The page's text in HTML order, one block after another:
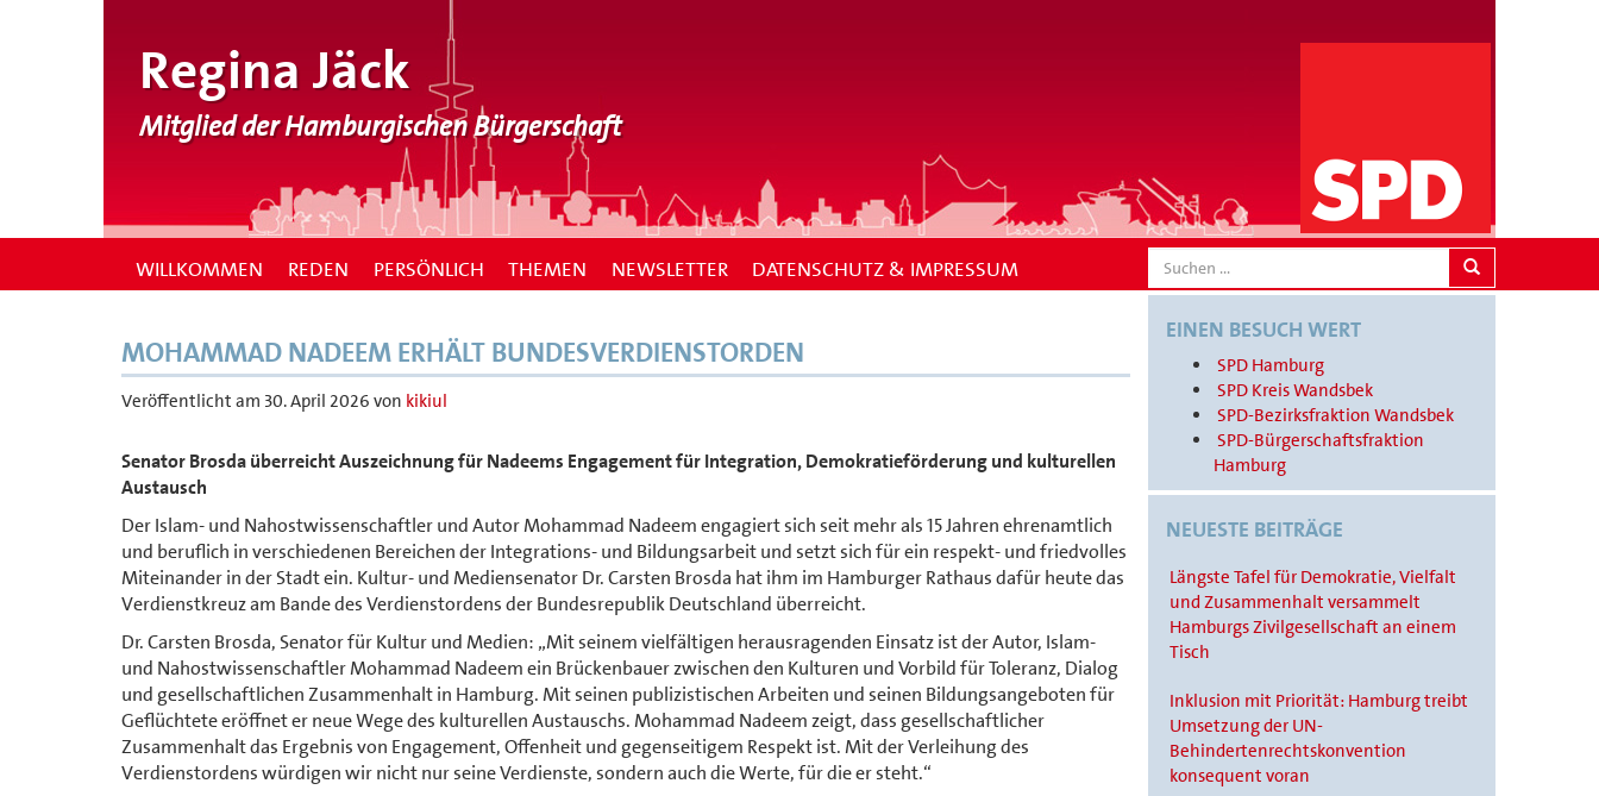
Regina Jäck
Mitglied der Hamburgischen Bürgerschaft
SEARCH
WILLKOMMEN REDEN PERSÖNLICH THEMEN NEWSLETTER DATENSCHUTZ & IMPRESSUM
MOHAMMAD NADEEM ERHÄLT BUNDESVERDIENSTORDEN
Veröffentlicht am 30. April 2026 von kikiul
Senator Brosda überreicht Auszeichnung für Nadeems Engagement für Integration, Demokratieförderung und kulturellen
Austausch
Der Islam- und Nahostwissenschaftler und Autor Mohammad Nadeem engagiert sich seit mehr als 15 Jahren ehrenamtlich
und beruflich in verschiedenen Bereichen der Integrations- und Bildungsarbeit und setzt sich für ein respekt- und friedvolles
Miteinander in der Stadt ein. Kultur- und Mediensenator Dr. Carsten Brosda hat ihm im Hamburger Rathaus dafür heute das
Verdienstkreuz am Bande des Verdienstordens der Bundesrepublik Deutschland überreicht.
Dr. Carsten Brosda, Senator für Kultur und Medien: „Mit seinem vielfältigen herausragenden Einsatz ist der Autor, Islam-
und Nahostwissenschaftler Mohammad Nadeem ein Brückenbauer zwischen den Kulturen und Vorbild für Toleranz, Dialog
und gesellschaftlichen Zusammenhalt in Hamburg. Mit seinen publizistischen Arbeiten und seinen Bildungsangeboten für
Geflüchtete eröffnet er neue Wege des kulturellen Austauschs. Mohammad Nadeem zeigt, dass gesellschaftlicher
Zusammenhalt das Ergebnis von Engagement, Offenheit und gegenseitigem Respekt ist. Mit der Verleihung des
Verdienstordens würdigen wir nicht nur seine Verdienste, sondern auch die Werte, für die er steht.“
EINEN BESUCH WERT
SPD Hamburg
SPD Kreis Wandsbek
SPD-Bezirksfraktion Wandsbek
SPD-Bürgerschaftsfraktion
Hamburg
NEUESTE BEITRÄGE
Längste Tafel für Demokratie, Vielfalt
und Zusammenhalt versammelt
Hamburgs Zivilgesellschaft an einem
Tisch
Inklusion mit Priorität: Hamburg treibt
Umsetzung der UN-
Behindertenrechtskonvention
konsequent voran